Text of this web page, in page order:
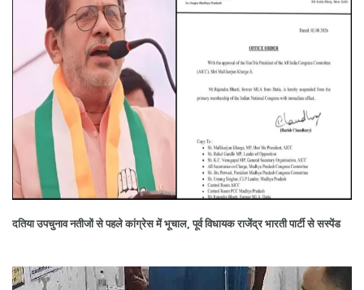
दतिया उपचुनाव नतीजों से पहले कांग्रेस में भूचाल, पूर्व विधायक राजेंद्र भारती पार्टी से सस्पेंड